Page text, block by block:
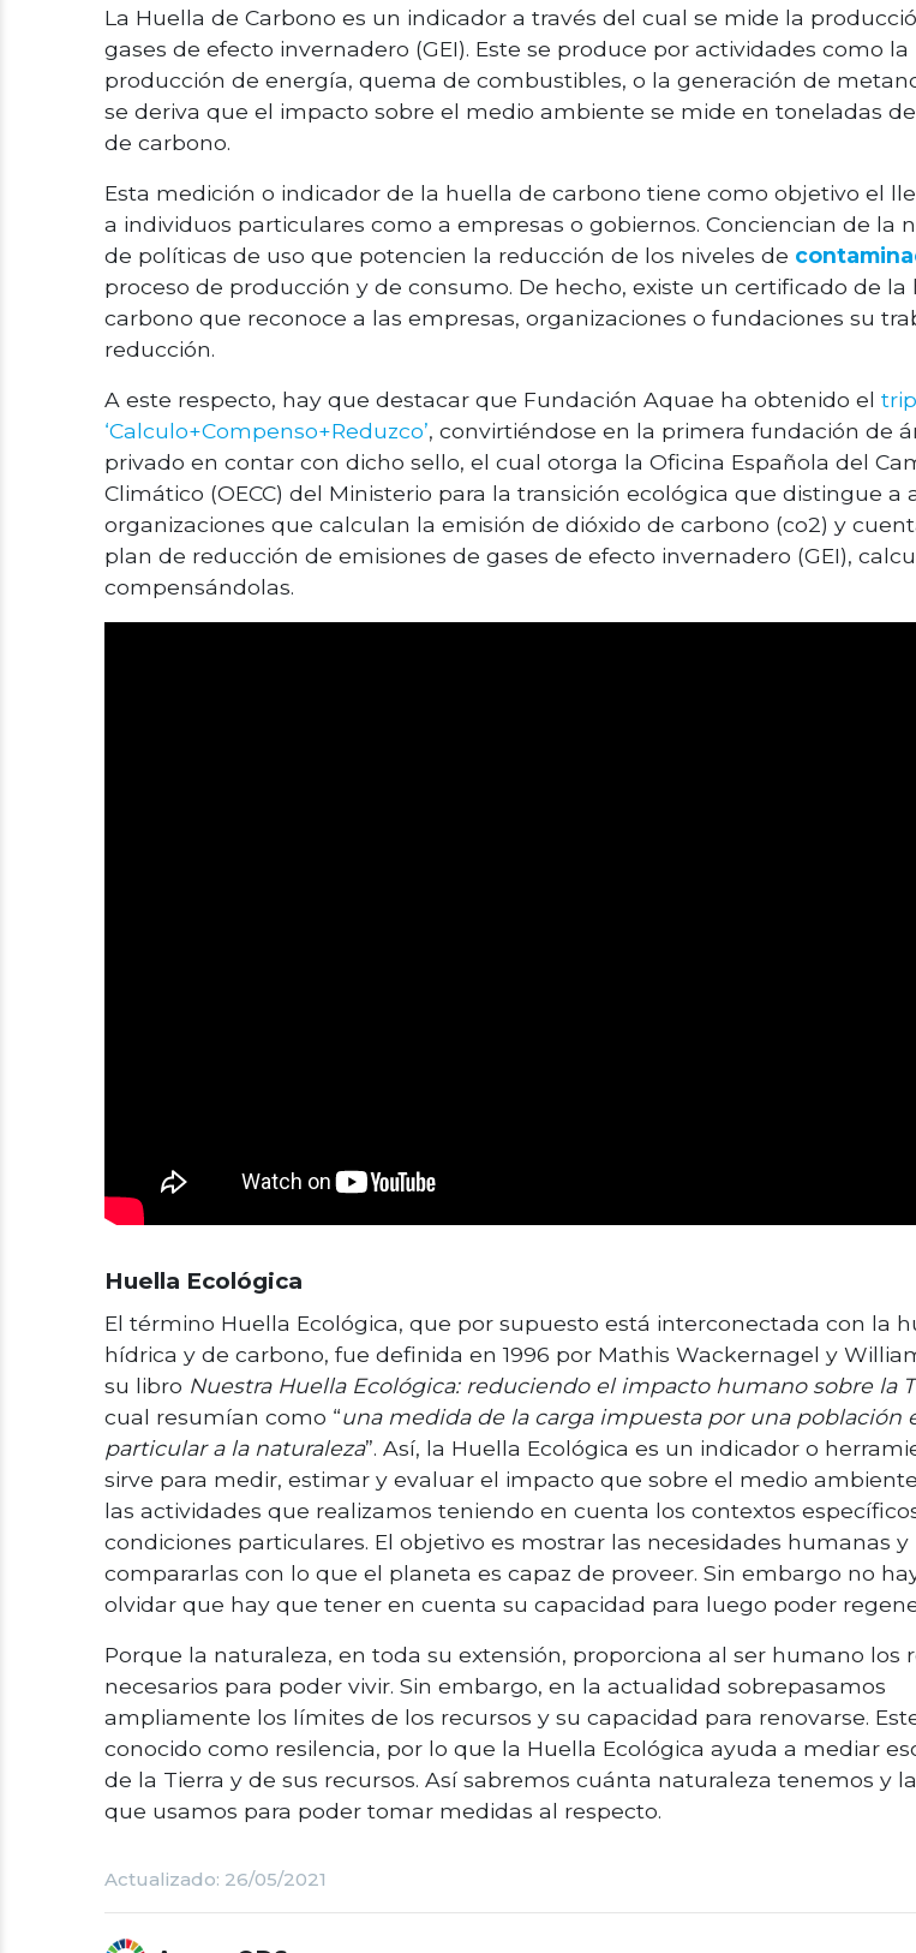
La Huella de Carbono es un indicador a través del cual se mide la
gases de efecto invernadero (GEI). Este se produce por actividades como la
producción de energía, quema de combustibles, o la generación de
se deriva que el impacto sobre el medio ambiente se mide en toneladas
de carbono.
Esta medición o indicador de la huella de carbono tiene como objetivo el
a individuos particulares como a empresas o gobiernos. Conciencian de la
de políticas de uso que potencien la reducción de los niveles de
proceso de producción y de consumo. De hecho, existe un certificado de la
carbono que reconoce a las empresas, organizaciones o fundaciones su
reducción.
A este respecto, hay que destacar que Fundación Aquae ha obtenido el
‘Calculo+Compenso+Reduzco’, convirtiéndose en la primera fundación de
privado en contar con dicho sello, el cual otorga la Oficina Española del
Climático (OECC) del Ministerio para la transición ecológica que distingue a
organizaciones que calculan la emisión de dióxido de carbono (co2) y
plan de reducción de emisiones de gases de efecto invernadero (GEI),
compensándolas.
Huella Ecológica
El término Huella Ecológica, que por supuesto está interconectada con la
hídrica y de carbono, fue definida en 1996 por Mathis Wackernagel y
su libro Nuestra Huella Ecológica: reduciendo el impacto humano sobre la
cual resumían como “una medida de la carga impuesta por una población
particular a la naturaleza”. Así, la Huella Ecológica es un indicador o
sirve para medir, estimar y evaluar el impacto que sobre el medio
las actividades que realizamos teniendo en cuenta los contextos
condiciones particulares. El objetivo es mostrar las necesidades humanas y
compararlas con lo que el planeta es capaz de proveer. Sin embargo no
olvidar que hay que tener en cuenta su capacidad para luego poder
Porque la naturaleza, en toda su extensión, proporciona al ser humano los
necesarios para poder vivir. Sin embargo, en la actualidad sobrepasamos
ampliamente los límites de los recursos y su capacidad para renovarse.
conocido como resilencia, por lo que la Huella Ecológica ayuda a mediar
de la Tierra y de sus recursos. Así sabremos cuánta naturaleza tenemos y
que usamos para poder tomar medidas al respecto.
Actualizado: 26/05/2021